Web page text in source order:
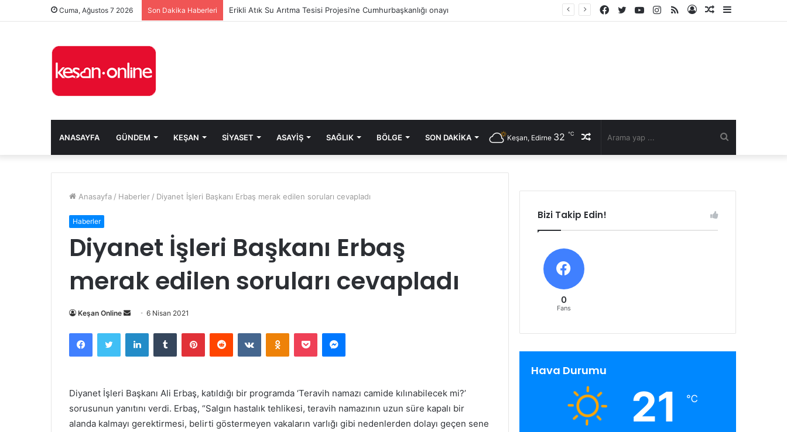
Cuma, Ağustos 7 2026 Son Dakika Haberleri Erikli Atık Su Arıtma Tesisi Projesi’ne Cumhurbaşkanlığı onayı
Kenar
Rastgele
Kayıt
RSS
Instagram
YouTube
Twitter
Facebook
ANASAYFA GÜNDEM KEŞAN SIYASET ASAYIŞ SAĞLIK BÖLGE SON DAKIKA Rastgele
Keşan, Edirne 32 ℃
Anasayfa / Haberler / Diyanet İşleri Başkanı Erbaş merak edilen soruları cevapladı
Haberler
Diyanet İşleri Başkanı Erbaş
merak edilen soruları cevapladı
Keşan Online
Bir
posta
göndermek
6 Nisan 2021
FacebookTwitter LinkedInTumblr PinterestReddit VKontakteOdnoklassniki
Pocket Messenger
Diyanet İşleri Başkanı Ali Erbaş, katıldığı bir programda ‘Teravih namazı camide kılınabilecek mi?’
sorusunun yanıtını verdi. Erbaş, “Salgın hastalık tehlikesi, teravih namazının uzun süre kapalı bir
alanda kalmayı gerektirmesi, belirti göstermeyen vakaların varlığı gibi nedenlerden dolayı geçen sene
Bizi Takip Edin!
0
Fans
Hava Durumu
21 ℃